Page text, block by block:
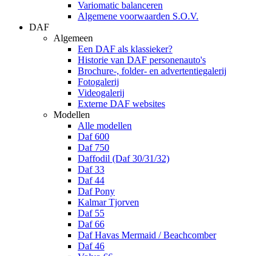
Variomatic balanceren
Algemene voorwaarden S.O.V.
DAF
Algemeen
Een DAF als klassieker?
Historie van DAF personenauto's
Brochure-, folder- en advertentiegalerij
Fotogalerij
Videogalerij
Externe DAF websites
Modellen
Alle modellen
Daf 600
Daf 750
Daffodil (Daf 30/31/32)
Daf 33
Daf 44
Daf Pony
Kalmar Tjorven
Daf 55
Daf 66
Daf Havas Mermaid / Beachcomber
Daf 46